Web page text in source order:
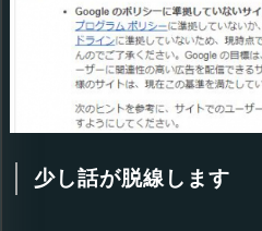
少し話が脱線します